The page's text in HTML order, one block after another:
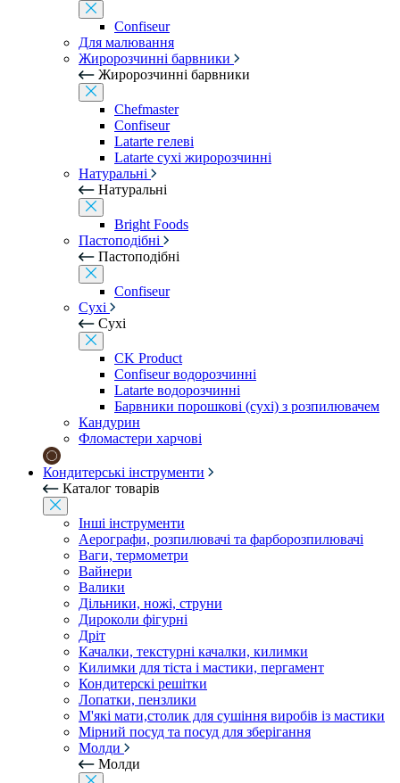
Confiseur
Для малювання
Жиророзчинні барвники
Жиророзчинні барвники
Chefmaster
Confiseur
Latarte гелеві
Latarte сухі жиророзчинні
Натуральні
Натуральні
Bright Foods
Пастоподібні
Пастоподібні
Confiseur
Сухі
Сухі
CK Product
Confiseur водорозчинні
Latarte водорозчинні
Барвники порошкові (сухі) з розпилювачем
Кандурин
Фломастери харчові
Кондитерські інструменти
Каталог товарів
Інші інструменти
Аерографи, розпилювачі та фарборозпилювачі
Ваги, термометри
Вайнери
Валики
Дільники, ножі, струни
Дироколи фігурні
Дріт
Качалки, текстурні качалки, килимки
Килимки для тіста і мастики, пергамент
Кондитерскі решітки
Лопатки, пензлики
М'які мати,столик для сушіння виробів із мастики
Мірний посуд та посуд для зберігання
Молди
Молди